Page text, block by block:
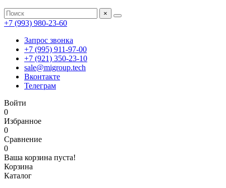
×
+7 (993) 980-23-60
Запрос звонка
+7 (995) 911-97-00
+7 (921) 350-23-10
sale@migroup.tech
Вконтакте
Телеграм
Войти
0
Избранное
0
Сравнение
0
Ваша корзина пуста!
Корзина
Каталог